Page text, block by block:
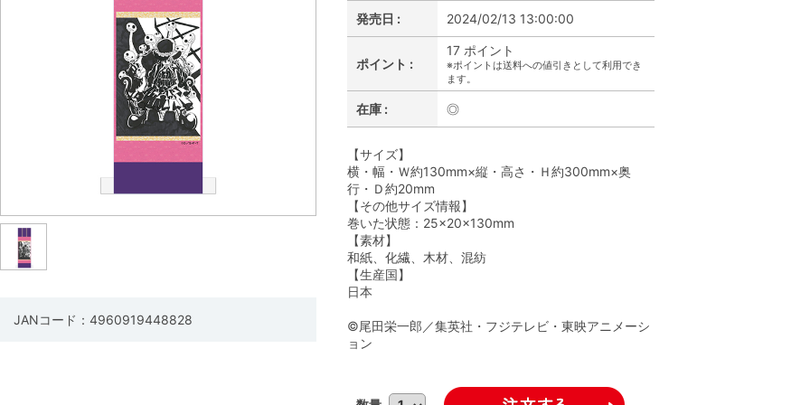
JANコード：4960919448828
発売日 : 2024/02/13 13:00:00
ポイント :
17 ポイント
※ポイントは送料への値引きとして利用でき
ます。
在庫 : ◎
【サイズ】
横・幅・Ｗ約130mm×縦・高さ・Ｈ約300mm×奥
行・Ｄ約20mm
【その他サイズ情報】
巻いた状態：25×20×130mm
【素材】
和紙、化繊、木材、混紡
【生産国】
日本
©尾田栄一郎／集英社・フジテレビ・東映アニメーシ
ョン